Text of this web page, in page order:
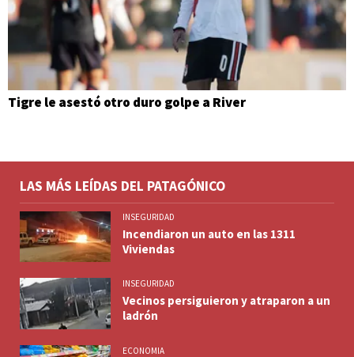
Tigre le asestó otro duro golpe a River
LAS MÁS LEÍDAS DEL PATAGÓNICO
INSEGURIDAD
Incendiaron un auto en las 1311
Viviendas
INSEGURIDAD
Vecinos persiguieron y atraparon a un
ladrón
ECONOMIA